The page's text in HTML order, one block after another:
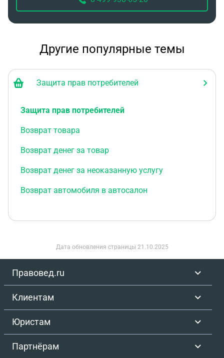
области (более 100 км) Обратившись в обл. Здрав
мне отказали, как быть?
Другие популярные темы
Защита прав потребителей
Защита прав потребителей
Возврат товара
Возврат денег за товар
Возврат денег за неоказанную услугу
Возврат автомобиля в автосалон
Дата обновления страницы 21.10.2025
Правовед.ru
Клиентам
Юристам
Партнёрам